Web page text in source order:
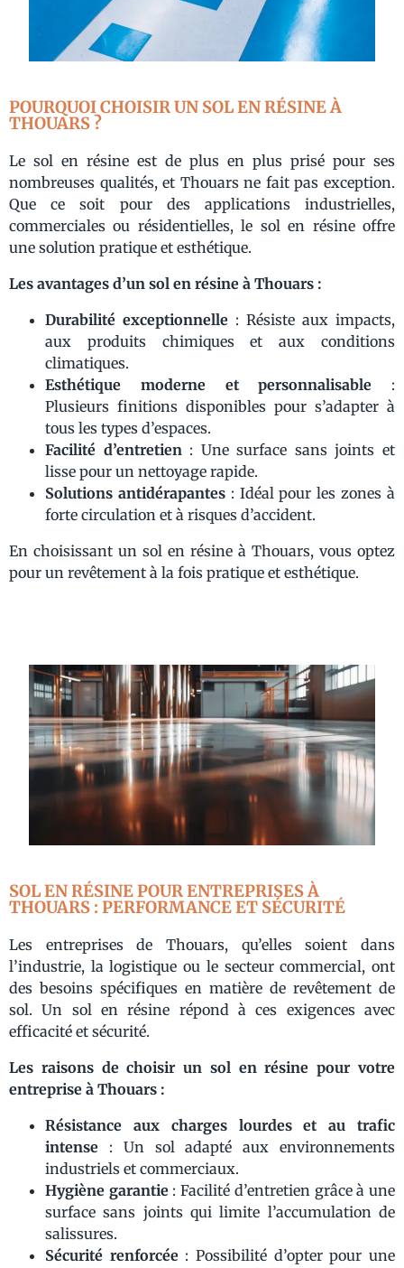
POURQUOI CHOISIR UN SOL EN RÉSINE À
THOUARS ?
Le sol en résine est de plus en plus prisé pour ses
nombreuses qualités, et Thouars ne fait pas exception.
Que ce soit pour des applications industrielles,
commerciales ou résidentielles, le sol en résine offre
une solution pratique et esthétique.
Les avantages d’un sol en résine à Thouars :
Durabilité exceptionnelle : Résiste aux impacts,
aux produits chimiques et aux conditions
climatiques.
Esthétique moderne et personnalisable :
Plusieurs finitions disponibles pour s’adapter à
tous les types d’espaces.
Facilité d’entretien: Une surface sans joints et
lisse pour un nettoyage rapide.
Solutions antidérapantes: Idéal pour les zones à
forte circulation et à risques d’accident.
En choisissant un sol en résine à Thouars, vous optez
pour un revêtement à la fois pratique et esthétique.
SOL EN RÉSINE POUR ENTREPRISES À
THOUARS : PERFORMANCE ET SÉCURITÉ
Les entreprises de Thouars, qu’elles soient dans
l’industrie, la logistique ou le secteur commercial, ont
des besoins spécifiques en matière de revêtement de
sol. Un sol en résine répond à ces exigences avec
efficacité et sécurité.
Les raisons de choisir un sol en résine pour votre
entreprise à Thouars :
Résistance aux charges lourdes et au trafic
intense : Un sol adapté aux environnements
industriels et commerciaux.
Hygiène garantie: Facilité d’entretien grâce à une
surface sans joints qui limite l’accumulation de
salissures.
Sécurité renforcée: Possibilité d’opter pour une